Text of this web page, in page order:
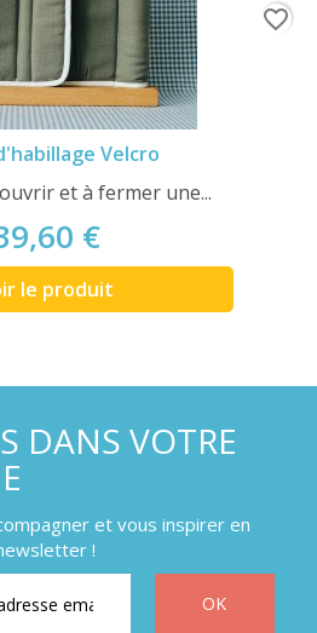
Velcro
et à fermer une...
€
le produit
favorite_border
DANS VOTRE
et vous inspirer en
!